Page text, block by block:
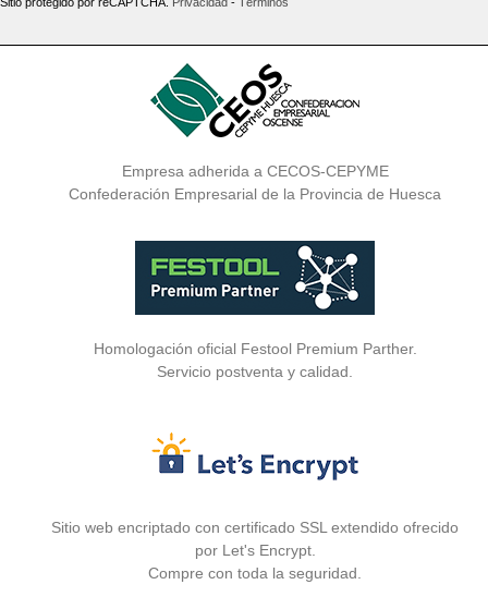
Empresa adherida a CECOS-CEPYME
Confederación Empresarial de la Provincia de Huesca
Homologación oficial Festool Premium Parther.
Servicio postventa y calidad.
Sitio web encriptado con certificado SSL extendido ofrecido
por Let's Encrypt.
Compre con toda la seguridad.